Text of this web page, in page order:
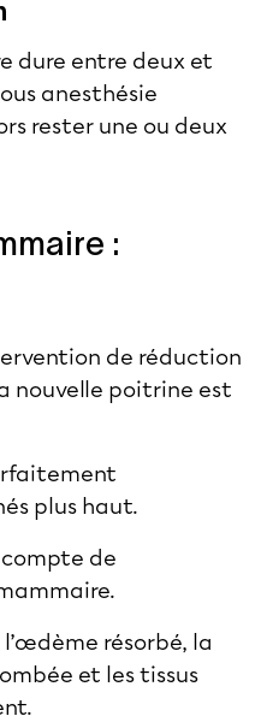
dure entre deux et
anesthésie
rester une ou deux
:
de réduction
nouvelle poitrine est
plus haut.
compte de
résorbé, la
et les tissus